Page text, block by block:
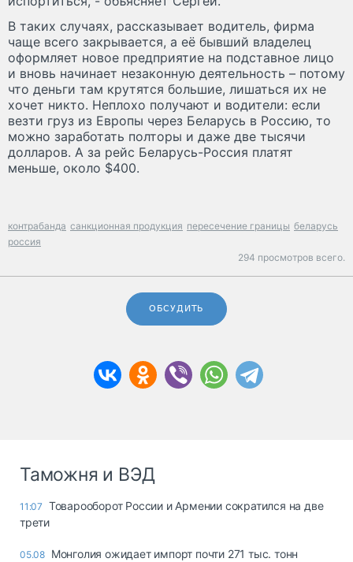
В таких случаях, рассказывает водитель, фирма
чаще всего закрывается, а её бывший владелец
оформляет новое предприятие на подставное лицо
и вновь начинает незаконную деятельность – потому
что деньги там крутятся большие, лишаться их не
хочет никто. Неплохо получают и водители: если
везти груз из Европы через Беларусь в Россию, то
можно заработать полторы и даже две тысячи
долларов. А за рейс Беларусь-Россия платят
меньше, около $400.
контрабанда санкционная продукция пересечение границы беларусь
россия
294 просмотров всего.
ОБСУДИТЬ
Таможня и ВЭД
11:07 Товарооборот России и Армении сократился на две
трети
05.08 Монголия ожидает импорт почти 271 тыс. тонн